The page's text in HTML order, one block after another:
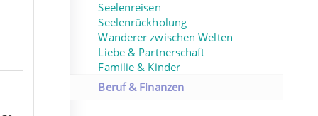
Seelenreisen
Seelenrückholung
Wanderer zwischen Welten
Liebe & Partnerschaft
Familie & Kinder
Beruf & Finanzen